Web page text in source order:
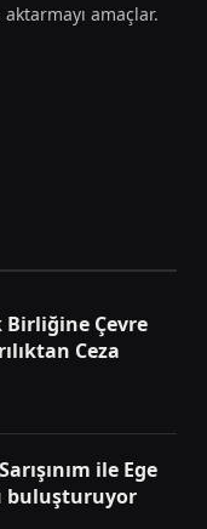
amaçlar.
Birliğine Çevre
Ceza
ile Ege
buluşturuyor